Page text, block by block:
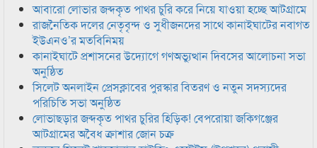
আবারো লোভার জব্দকৃত পাথর চুরি করে নিয়ে যাওয়া হচ্ছে আটগ্রামে
রাজনৈতিক দলের নেতৃবৃন্দ ও সুধীজনদের সাথে কানাইঘাটের নবাগত
ইউএনও’র মতবিনিময়
কানাইঘাটে প্রশাসনের উদ্যোগে গণঅভ্যুত্থান দিবসের আলোচনা সভা
অনুষ্ঠিত
সিলেট অনলাইন প্রেসক্লাবের পুরস্কার বিতরণ ও নতুন সদস্যদের
পরিচিতি সভা অনুষ্ঠিত
লোভাছড়ার জব্দকৃত পাথর চুরির হিড়িক! বেপরোয়া জকিগঞ্জের
আটগ্রামের অবৈধ ক্রাশার জোন চক্র